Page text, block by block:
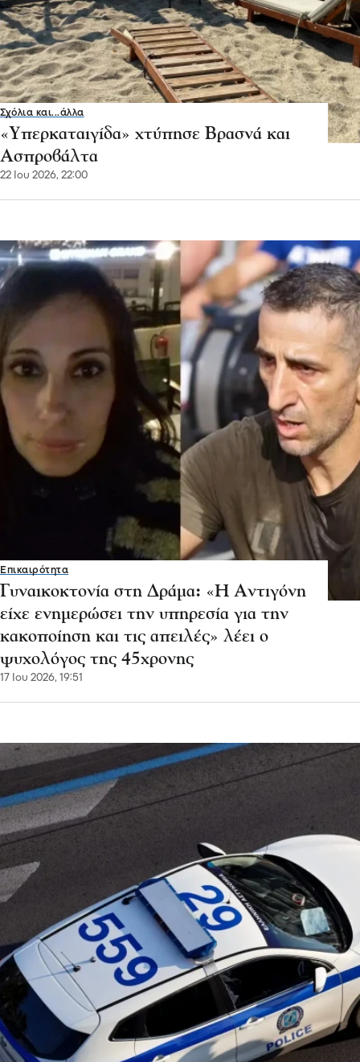
Σχόλια και...άλλα
«Υπερκαταιγίδα» χτύπησε Βρασνά και
Ασπροβάλτα
22 Ιου 2026, 22:00
Επικαιρότητα
Γυναικοκτονία στη Δράμα: «Η Αντιγόνη
είχε ενημερώσει την υπηρεσία για την
κακοποίηση και τις απειλές» λέει ο
ψυχολόγος της 45χρονης
17 Ιου 2026, 19:51